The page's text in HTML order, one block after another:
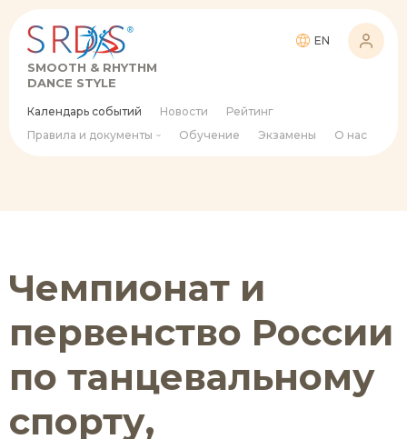
SMOOTH & RHYTHM
DANCE STYLE
EN
Календарь событий Новости
Рейтинг
Правила и документы
Обучение Экзамены О нас
Чемпионат и
первенство России
по танцевальному
спорту,